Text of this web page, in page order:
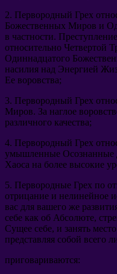
2. Первородный Грех
Божественных Миров и
в частности.
относительно Четвертой
Одиннадцатого
насилия над Энергией
Ее воровства;
3. Первородный Грех
Миров. За наглое
различного качества;
4. Первородный Грех
умышленные Осознанные
Хаоса на более высокие
5. Первородные Грех по
отрицание и нелинейное
вас для вашего же
себе как об Абсолюте,
Сущее себе, и занять
представляя собой всего
приговариваются: